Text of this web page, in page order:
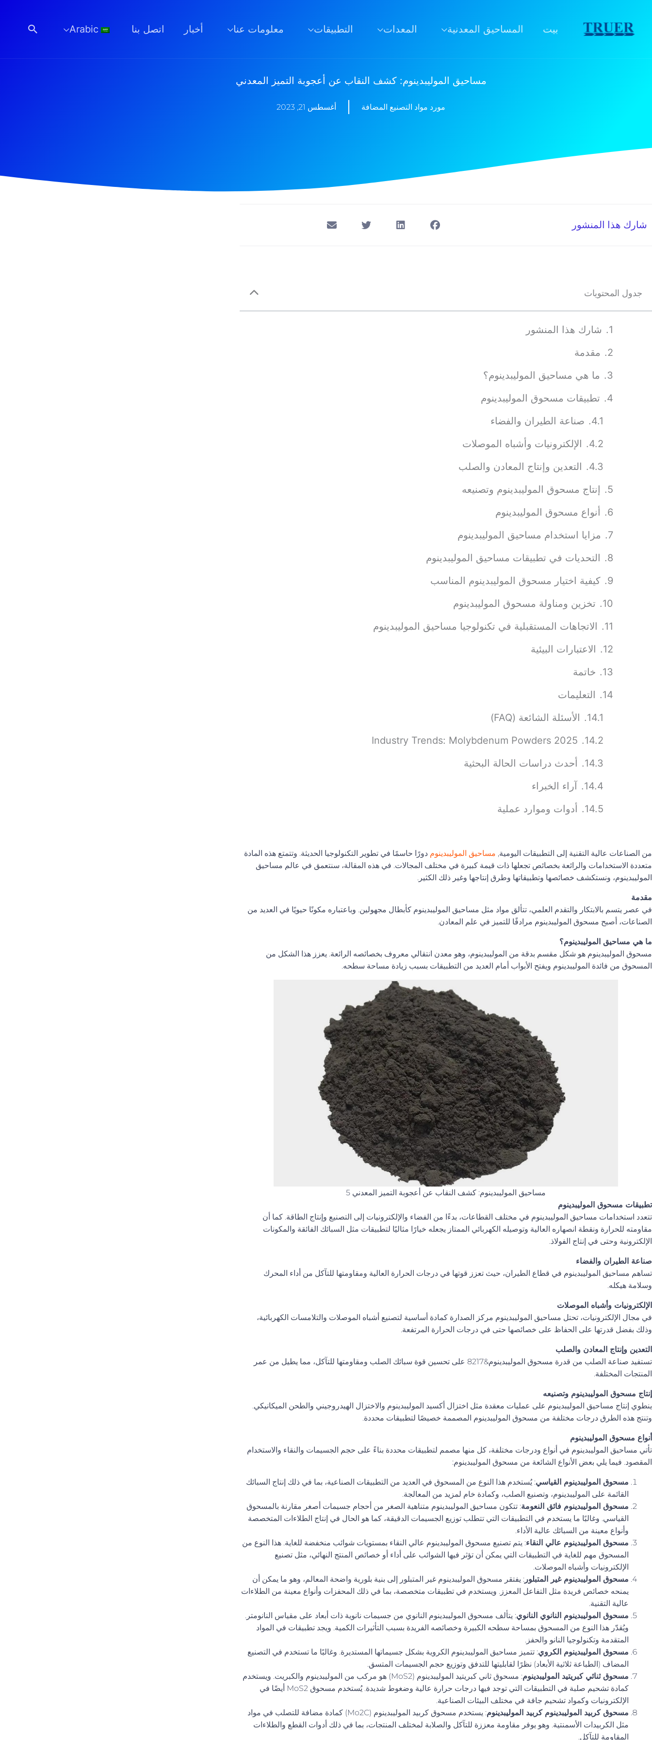
بيت المساحيق المعدنية المعدات التطبيقات معلومات عنا أخبار اتصل بنا Arabic البحث
مساحيق الموليبدينوم: كشف النقاب عن أعجوبة التميز المعدني
مورد مواد التصنيع المضافة أغسطس 21, 2023
شارك هذا المنشور
جدول المحتويات
شارك هذا المنشور
مقدمة
ما هي مساحيق الموليبدينوم؟
تطبيقات مسحوق الموليبدينوم
صناعة الطيران والفضاء
الإلكترونيات وأشباه الموصلات
التعدين وإنتاج المعادن والصلب
إنتاج مسحوق الموليبدينوم وتصنيعه
أنواع مسحوق الموليبدينوم
مزايا استخدام مساحيق الموليبدينوم
التحديات في تطبيقات مساحيق الموليبدينوم
كيفية اختيار مسحوق الموليبدينوم المناسب
تخزين ومناولة مسحوق الموليبدينوم
الاتجاهات المستقبلية في تكنولوجيا مساحيق الموليبدينوم
الاعتبارات البيئية
خاتمة
التعليمات
الأسئلة الشائعة (FAQ)
2025 Industry Trends: Molybdenum Powders
أحدث دراسات الحالة البحثية
آراء الخبراء
أدوات وموارد عملية
من الصناعات عالية التقنية إلى التطبيقات اليومية, مساحيق الموليبدينوم دورًا حاسمًا في تطوير التكنولوجيا الحديثة. وتتمتع هذه المادة
متعددة الاستخدامات والرائعة بخصائص تجعلها ذات قيمة كبيرة في مختلف المجالات. في هذه المقالة، سنتعمق في عالم مساحيق
الموليبدينوم، ونستكشف خصائصها وتطبيقاتها وطرق إنتاجها وغير ذلك الكثير.
مقدمة
في عصر يتسم بالابتكار والتقدم العلمي، تتألق مواد مثل مساحيق الموليبدينوم كأبطال مجهولين. وباعتباره مكونًا حيويًا في العديد من
الصناعات، أصبح مسحوق الموليبدينوم مرادفًا للتميز في علم المعادن.
ما هي مساحيق الموليبدينوم؟
مسحوق الموليبدينوم هو شكل مقسم بدقة من الموليبدينوم، وهو معدن انتقالي معروف بخصائصه الرائعة. يعزز هذا الشكل من
المسحوق من فائدة الموليبدينوم ويفتح الأبواب أمام العديد من التطبيقات بسبب زيادة مساحة سطحه.
مساحيق الموليبدينوم: كشف النقاب عن أعجوبة التميز المعدني 5
تطبيقات مسحوق الموليبدينوم
تتعدد استخدامات مساحيق الموليبدينوم في مختلف القطاعات، بدءًا من الفضاء والإلكترونيات إلى التصنيع وإنتاج الطاقة. كما أن
مقاومته للحرارة ونقطة انصهاره العالية وتوصيله الكهربائي الممتاز يجعله خيارًا مثاليًا لتطبيقات مثل السبائك الفائقة والمكونات
الإلكترونية وحتى في إنتاج الفولاذ.
صناعة الطيران والفضاء
تساهم مساحيق الموليبدينوم في قطاع الطيران، حيث تعزز قوتها في درجات الحرارة العالية ومقاومتها للتآكل من أداء المحرك
وسلامة هيكله.
الإلكترونيات وأشباه الموصلات
في مجال الإلكترونيات، تحتل مساحيق الموليبدينوم مركز الصدارة كمادة أساسية لتصنيع أشباه الموصلات والتلامسات الكهربائية،
وذلك بفضل قدرتها على الحفاظ على خصائصها حتى في درجات الحرارة المرتفعة.
التعدين وإنتاج المعادن والصلب
تستفيد صناعة الصلب من قدرة مسحوق الموليبدينوم&8217 على تحسين قوة سبائك الصلب ومقاومتها للتآكل، مما يطيل من عمر
المنتجات المختلفة.
إنتاج مسحوق الموليبدينوم وتصنيعه
ينطوي إنتاج مساحيق الموليبدينوم على عمليات معقدة مثل اختزال أكسيد الموليبدينوم والاختزال الهيدروجيني والطحن الميكانيكي.
وتنتج هذه الطرق درجات مختلفة من مسحوق الموليبدينوم المصممة خصيصًا لتطبيقات محددة.
أنواع مسحوق الموليبدينوم
تأتي مساحيق الموليبدينوم في أنواع ودرجات مختلفة، كل منها مصمم لتطبيقات محددة بناءً على حجم الجسيمات والنقاء والاستخدام
المقصود. فيما يلي بعض الأنواع الشائعة من مسحوق الموليبدينوم:
مسحوق الموليبدينوم القياسي: يُستخدم هذا النوع من المسحوق في العديد من التطبيقات الصناعية، بما في ذلك إنتاج السبائك
القائمة على الموليبدينوم، وتصنيع الصلب، وكمادة خام لمزيد من المعالجة.
مسحوق الموليبدينوم فائق النعومة: تتكون مساحيق الموليبدينوم متناهية الصغر من أحجام جسيمات أصغر مقارنة بالمسحوق
القياسي. وغالبًا ما يستخدم في التطبيقات التي تتطلب توزيع الجسيمات الدقيقة، كما هو الحال في إنتاج الطلاءات المتخصصة
وأنواع معينة من السبائك عالية الأداء.
مسحوق الموليبدينوم عالي النقاء: يتم تصنيع مسحوق الموليبدينوم عالي النقاء بمستويات شوائب منخفضة للغاية. هذا النوع من
المسحوق مهم للغاية في التطبيقات التي يمكن أن تؤثر فيها الشوائب على أداء أو خصائص المنتج النهائي، مثل تصنيع
الإلكترونيات وأشباه الموصلات.
مسحوق الموليبدينوم غير المتبلور : يفتقر مسحوق الموليبدينوم غير المتبلور إلى بنية بلورية واضحة المعالم، وهو ما يمكن أن
يمنحه خصائص فريدة مثل التفاعل المعزز. ويستخدم في تطبيقات متخصصة، بما في ذلك المحفزات وأنواع معينة من الطلاءات
عالية التقنية.
مسحوق الموليبدينوم النانوي النانوي: يتألف مسحوق الموليبدينوم النانوي من جسيمات نانوية ذات أبعاد على مقياس النانومتر.
ويُقدّر هذا النوع من المسحوق بمساحة سطحه الكبيرة وخصائصه الفريدة بسبب التأثيرات الكمية. ويجد تطبيقات في المواد
المتقدمة وتكنولوجيا النانو والحفز.
مسحوق الموليبدينوم الكروي: تتميز مساحيق الموليبدينوم الكروية بشكل جسيماتها المستديرة. وغالبًا ما تستخدم في التصنيع
المضاف (الطباعة ثلاثية الأبعاد) نظرًا لقابليتها للتدفق وتوزيع حجم الجسيمات المتسق.
مسحوق ثنائي كبريتيد الموليبدينوم
: مسحوق ثاني كبريتيد الموليبدينوم (MoS2) هو مركب من الموليبدينوم والكبريت. ويستخدم
كمادة تشحيم صلبة في التطبيقات التي توجد فيها درجات حرارة عالية وضغوط شديدة. يُستخدم مسحوق MoS2 أيضًا في
الإلكترونيات وكمواد تشحيم جافة في مختلف البيئات الصناعية.
مسحوق كربيد الموليبدينوم كربيد الموليبدينوم
: يستخدم مسحوق كربيد الموليبدينوم (Mo2C) كمادة مضافة للتصلب في مواد
مثل الكربيدات الأسمنتية. وهو يوفر مقاومة معززة للتآكل والصلابة لمختلف المنتجات، بما في ذلك أدوات القطع والطلاءات
المقاومة للتآكل.